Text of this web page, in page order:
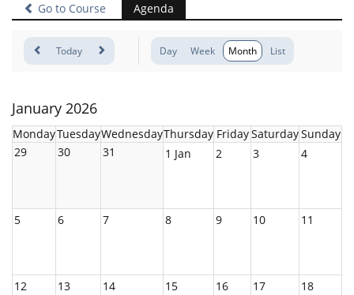
Go to Course Agenda
Today Day Week Month List
January 2026
MondayTuesdayWednesdayThursday FridaySaturdaySunday
29
30 31 1 Jan 2 3 4
5 6 7 8 9 10 11
12 13 14 15 16 17 18